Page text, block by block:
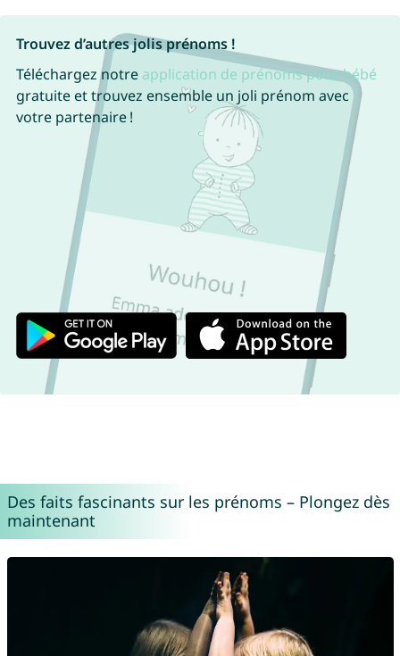
Trouvez d’autres jolis prénoms !
Téléchargez notre application de prénoms pour bébé
gratuite et trouvez ensemble un joli prénom avec
votre partenaire !
Des faits fascinants sur les prénoms – Plongez dès
maintenant